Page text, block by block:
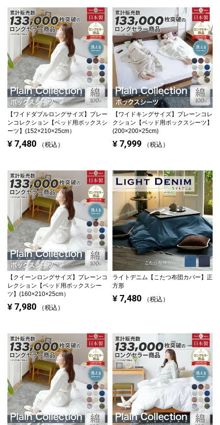
【ワイドダブルロングサイズ】 プレー
ンコレクション【ベッド用ボックスシ
ーツ】(152×210×25cm）
¥ 7,480 税込
【ワイドキングサイズ】 プレーンコレ
クション【ベッド用ボックスシーツ】
(200×200×25cm)
¥ 7,999 税込
【クイーンロングサイズ】 プレーンコ
レクション【ベッド用ボックスシー
ツ】(160×210×25cm）
¥ 7,980 税込
ライトデニム【こたつ布団カバー】正
方形
¥ 7,480 税込